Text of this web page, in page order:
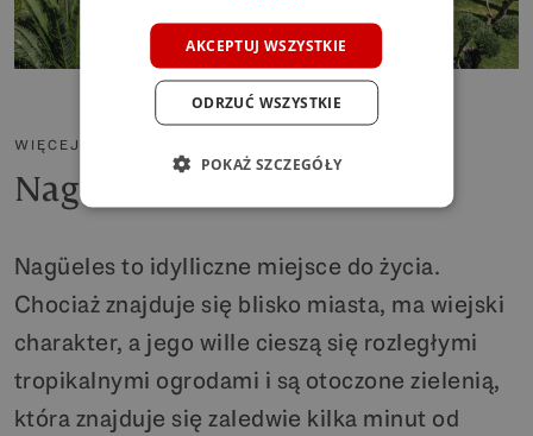
WIĘCEJ INFORMACJI O OKOLICY
Nagüeles
Nagüeles to idylliczne miejsce do życia.
Chociaż znajduje się blisko miasta, ma wiejski
charakter, a jego wille cieszą się rozległymi
tropikalnymi ogrodami i są otoczone zielenią,
która znajduje się zaledwie kilka minut od
AKCEPTUJ WSZYSTKIE
ODRZUĆ WSZYSTKIE
POKAŻ SZCZEGÓŁY